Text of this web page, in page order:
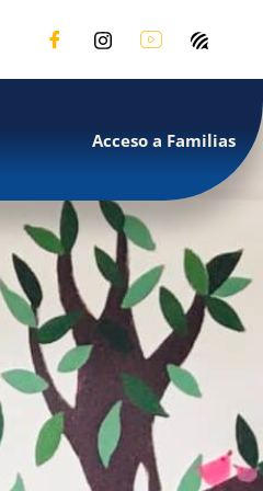
Acceso a Familias